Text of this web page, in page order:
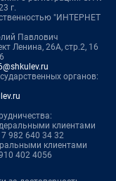
г.
"ИНТЕРНЕТ
Павлович
Ленина, 26А, стр.2, 16
органов:
клиентами
982 640 34 32
клиентами
402 4056